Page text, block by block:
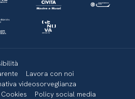
Lavora con noi
videosorveglianza
Policy social media